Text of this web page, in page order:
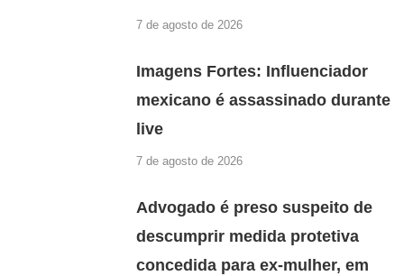
7 de agosto de 2026
Imagens Fortes: Influenciador
mexicano é assassinado durante
live
7 de agosto de 2026
Advogado é preso suspeito de
descumprir medida protetiva
concedida para ex-mulher, em